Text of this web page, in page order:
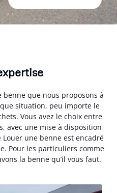
benne que nous proposons à
situation, peu importe le
Vous avez le choix entre
avec une mise à disposition
une benne est encadré
Pour les particuliers comme
la benne qu’il vous faut.